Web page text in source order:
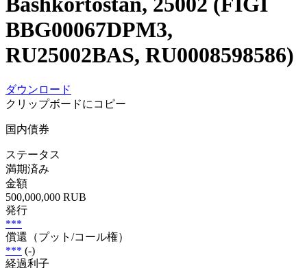
BBG00067DPM3,
RU25002BAS, RU0008598586)
ダウンロード
クリップボードにコピー
国内債券
ステータス
満期済み
金額
500,000,000 RUB
発行
***
償還（プット/コール権）
*** (-)
経過利子